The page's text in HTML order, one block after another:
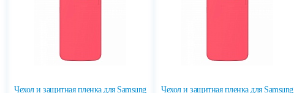
Чехол и защитная пленка для Samsung
Чехол и защитная пленка для Samsung